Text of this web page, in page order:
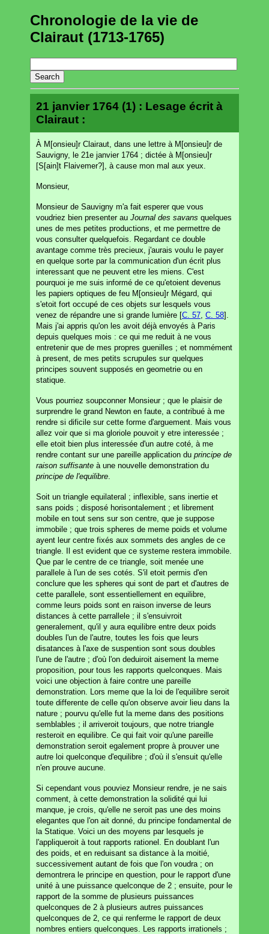
Chronologie de la vie de
Clairaut (1713-1765)
21 janvier 1764 (1) : Lesage écrit à
Clairaut :
À M[onsieu]r Clairaut, dans une lettre à M[onsieu]r de
Sauvigny, le 21e janvier 1764 ; dictée à M[onsieu]r
[S[ain]t Flaivemer?], à cause mon mal aux yeux.
Monsieur,
Monsieur de Sauvigny m'a fait esperer que vous
voudriez bien presenter au Journal des savans quelques
unes de mes petites productions, et me permettre de
vous consulter quelquefois. Regardant ce double
avantage comme très precieux, j'aurais voulu le payer
en quelque sorte par la communication d'un écrit plus
interessant que ne peuvent etre les miens. C'est
pourquoi je me suis informé de ce qu'etoient devenus
les papiers optiques de feu M[onsieu]r Mégard, qui
s'etoit fort occupé de ces objets sur lesquels vous
venez de répandre une si grande lumière [C. 57 C. 58].
Mais j'ai appris qu'on les avoit déjà envoyés à Paris
depuis quelques mois : ce qui me reduit à ne vous
entretenir que de mes propres guenilles ; et nommément
à present, de mes petits scrupules sur quelques
principes souvent supposés en geometrie ou en
statique.
Vous pourriez soupconner Monsieur ; que le plaisir de
surprendre le grand Newton en faute, a contribué à me
rendre si dificile sur cette forme d'arguement. Mais vous
allez voir que si ma gloriole pouvoit y etre interessée ;
elle etoit bien plus interessée d'un autre coté, à me
rendre contant sur une pareille application du principe de
raison suffisante à une nouvelle demonstration du
principe de l'equilibre
Soit un triangle equilateral ; inflexible, sans inertie et
sans poids ; disposé horisontalement ; et librement
mobile en tout sens sur son centre, que je suppose
immobile ; que trois spheres de meme poids et volume
ayent leur centre fixés aux sommets des angles de ce
triangle. Il est evident que ce systeme restera immobile.
Que par le centre de ce triangle, soit menée une
parallele à l'un de ses cotés. S'il etoit permis d'en
conclure que les spheres qui sont de part et d'autres de
cette parallele, sont essentiellement en equilibre,
comme leurs poids sont en raison inverse de leurs
distances à cette parrallele ; il s'ensuivroit
generalement, qu'il y aura equilibre entre deux poids
doubles l'un de l'autre, toutes les fois que leurs
disatances à l'axe de suspention sont sous doubles
l'une de l'autre ; d'où l'on deduiroit aisement la meme
proposition, pour tous les rapports quelconques. Mais
voici une objection à faire contre une pareille
demonstration. Lors meme que la loi de l'equilibre seroit
toute differente de celle qu'on observe avoir lieu dans la
nature ; pourvu qu'elle fut la meme dans des positions
semblables ; il arriveroit toujours, que notre triangle
resteroit en equilibre. Ce qui fait voir qu'une pareille
demonstration seroit egalement propre à prouver une
autre loi quelconque d'equilibre ; d'où il s'ensuit qu'elle
n'en prouve aucune.
Si cependant vous pouviez Monsieur rendre, je ne sais
comment, à cette demonstration la solidité qui lui
manque, je crois, qu'elle ne seroit pas une des moins
elegantes que l'on ait donné, du principe fondamental de
la Statique. Voici un des moyens par lesquels je
l'appliqueroit à tout rapports rationel. En doublant l'un
des poids, et en reduisant sa distance à la moitié,
successivement autant de fois que l'on voudra ; on
demontrera le principe en question, pour le rapport d'une
unité à une puissance quelconque de 2 ; ensuite, pour le
rapport de la somme de plusieurs puissances
quelconques de 2 à plusieurs autres puissances
quelconques de 2, ce qui renferme le rapport de deux
nombres entiers quelconques. Les rapports irrationels ;